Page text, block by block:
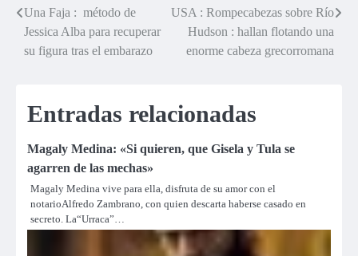
Navegación
de
Una Faja : método de
Jessica Alba para recuperar
su figura tras el embarazo
USA : Rompecabezas sobre Río
Hudson : hallan flotando una
enorme cabeza grecorromana
Entradas relacionadas
Magaly Medina: «Si quieren, que Gisela y Tula se
agarren de las mechas»
Magaly Medina vive para ella, disfruta de su amor con el
notarioAlfredo Zambrano, con quien descarta haberse casado en
secreto. La“Urraca”…